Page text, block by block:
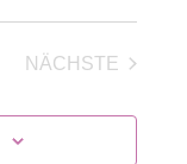
NÄCHSTE